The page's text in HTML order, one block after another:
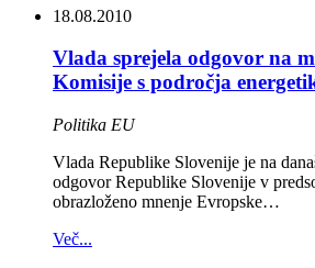
18.08.2010
Vlada sprejela odgovor na
Komisije s področja
Politika EU
Vlada Republike Slovenije je na
odgovor Republike Slovenije v
obrazloženo mnenje Evropske…
Več...